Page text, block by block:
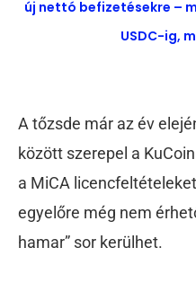
új nettó befizetésekre –
USDC-ig,
A tőzsde már az év
között szerepel a
a MiCA
egyelőre még nem
hamar” sor kerülhet.